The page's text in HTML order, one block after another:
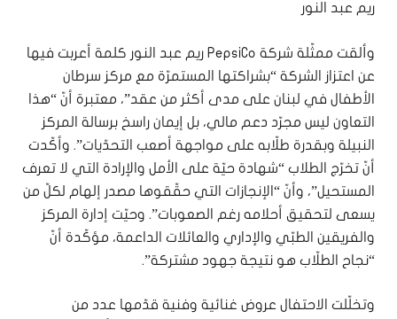
ريم عبد النور
وألقت ممثّلة شركة PepsiCo ريم عبد النور كلمة أعربت فيها
عن اعتزاز الشركة “بشراكتها المستمرّة مع مركز سرطان
الأطفال في لبنان على مدى أكثر من عقد”، معتبرة أنّ “هذا
التعاون ليس مجرّد دعم مالي، بل إيمان راسخ برسالة المركز
النبيلة وبقدرة طلّابه على مواجهة أصعب التحدّيات”. وأكّدت
أنّ تخرّج الطلاب “شهادة حيّة على الأمل والإرادة التي لا تعرف
المستحيل”، وأنّ “الإنجازات التي حقّقوها مصدر إلهام لكلّ من
يسعى لتحقيق أحلامه رغم الصعوبات”. وحيّت إدارة المركز
والفريقين الطبّي والإداري والعائلات الداعمة، مؤكّدة أنّ
“نجاح الطلّاب هو نتيجة جهود مشتركة”.
وتخلّلت الاحتفال عروض غنائية وفنية قدّمها عدد من